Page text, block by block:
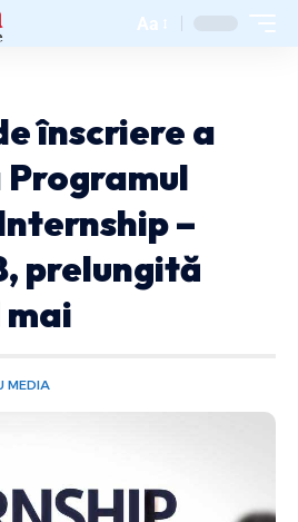
Aa
înscriere a
–
prelungită
mai
MEDIA